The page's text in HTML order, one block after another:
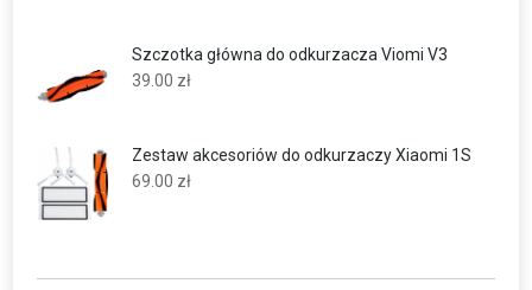
Szczotka główna do odkurzacza Viomi V3
39.00 zł
Zestaw akcesoriów do odkurzaczy Xiaomi 1S
69.00 zł